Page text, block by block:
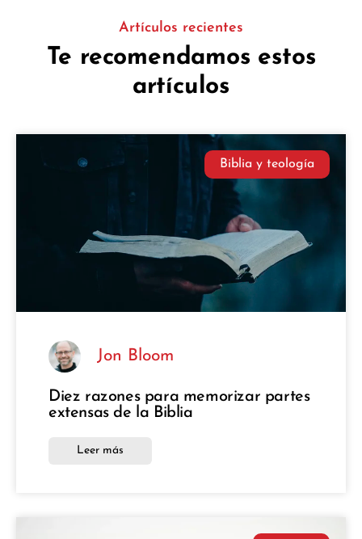
Artículos recientes
Te recomendamos estos
artículos
Biblia y teología
Jon Bloom
Diez razones para memorizar partes
extensas de la Biblia
Leer más